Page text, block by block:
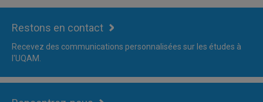
Restons en contact
Recevez des communications personnalisées sur les études à
l'UQAM.